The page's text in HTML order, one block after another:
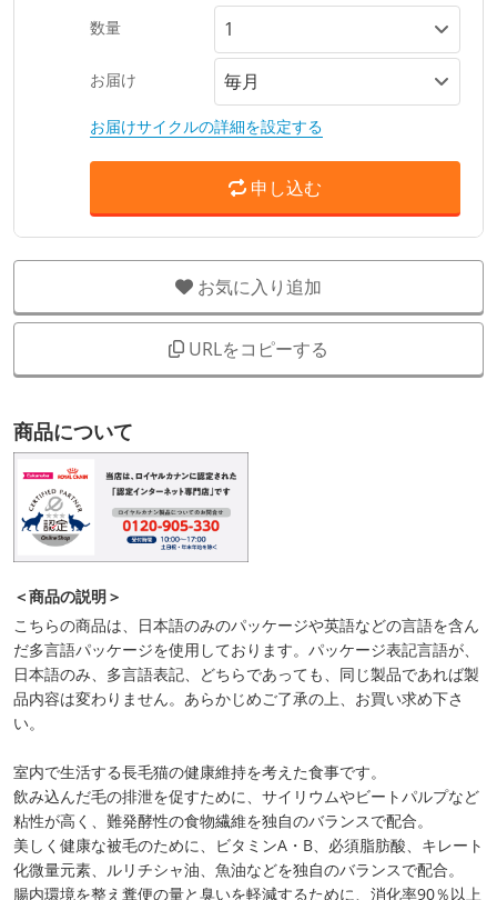
数量
お届け
お届けサイクルの詳細を設定する
申し込む
お気に入り追加
URLをコピーする
商品について
＜商品の説明＞
こちらの商品は、日本語のみのパッケージや英語などの言語を含ん
だ多言語パッケージを使用しております。パッケージ表記言語が、
日本語のみ、多言語表記、どちらであっても、同じ製品であれば製
品内容は変わりません。あらかじめご了承の上、お買い求め下さ
い。
室内で生活する長毛猫の健康維持を考えた食事です。
飲み込んだ毛の排泄を促すために、サイリウムやビートパルプなど
粘性が高く、難発酵性の食物繊維を独自のバランスで配合。
美しく健康な被毛のために、ビタミンA・B、必須脂肪酸、キレート
化微量元素、ルリチシャ油、魚油などを独自のバランスで配合。
腸内環境を整え糞便の量と臭いを軽減するために、消化率90％以上